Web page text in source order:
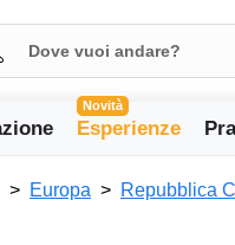
Novità
Esperienze
Europa Repubblica